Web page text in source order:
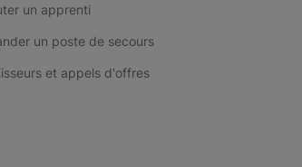
un apprenti
un poste de secours
et appels d'offres